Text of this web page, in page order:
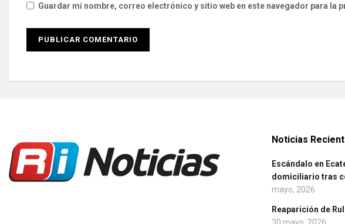
Guardar mi nombre, correo electrónico y sitio web en este navegador para la
Noticias
Escándalo en
domiciliario tras
mayo, 2026
Reaparición de
30 mayo, 2026